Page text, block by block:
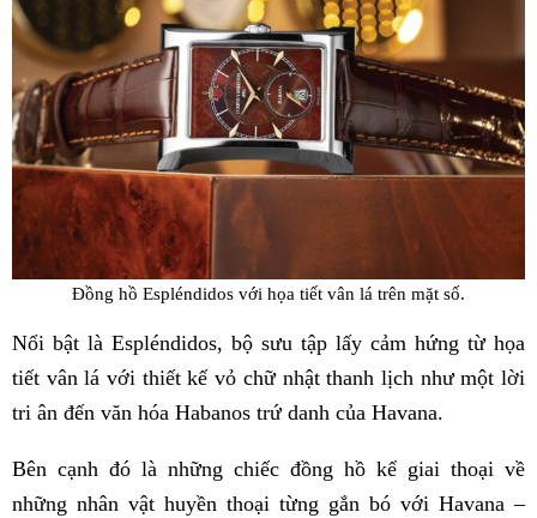
Đồng hồ Espléndidos với họa tiết vân lá trên mặt số.
Nổi bật là Espléndidos, bộ sưu tập lấy cảm hứng từ họa
tiết vân lá với thiết kế vỏ chữ nhật thanh lịch như một lời
tri ân đến văn hóa Habanos trứ danh của Havana.
Bên cạnh đó là những chiếc đồng hồ kể giai thoại về
những nhân vật huyền thoại từng gắn bó với Havana –